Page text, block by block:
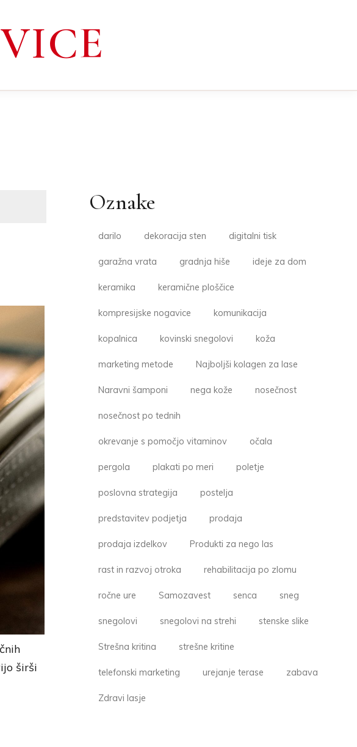
širši
Oznake
darilo dekoracija sten digitalni tisk
garažna vrata gradnja hiše ideje za dom
keramika keramične ploščice
kompresijske nogavice komunikacija
kopalnica kovinski snegolovi koža
marketing metode Najboljši kolagen za lase
Naravni šamponi nega kože nosečnost
nosečnost po tednih
okrevanje s pomočjo vitaminov očala
pergola plakati po meri poletje
poslovna strategija postelja
predstavitev podjetja prodaja
prodaja izdelkov Produkti za nego las
rast in razvoj otroka rehabilitacija po zlomu
ročne ure Samozavest senca sneg
snegolovi snegolovi na strehi stenske slike
Strešna kritina strešne kritine
telefonski marketing urejanje terase zabava
Zdravi lasje